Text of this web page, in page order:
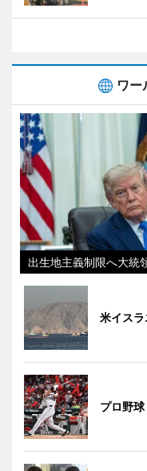
ワー
出生地主義制限へ大統
米イス
プロ野